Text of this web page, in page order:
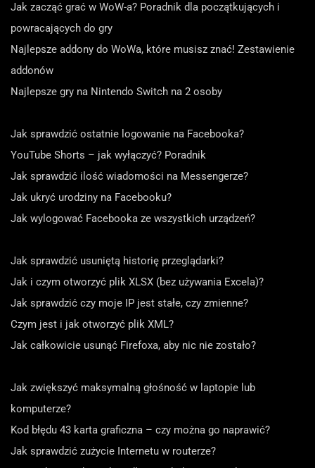
Jak zacząć grać w WoW-a? Poradnik dla początkujących i
powracających do gry
Najlepsze addony do WoWa, które musisz znać! Zestawienie
addonów
Najlepsze gry na Nintendo Switch na 2 osoby
Jak sprawdzić ostatnie logowanie na Facebooka?
YouTube Shorts – jak wyłączyć? Poradnik
Jak sprawdzić ilość wiadomości na Messengerze?
Jak ukryć urodziny na Facebooku?
Jak wylogować Facebooka ze wszystkich urządzeń?
Jak sprawdzić usuniętą historię przeglądarki?
Jak i czym otworzyć plik XLSX (bez używania Excela)?
Jak sprawdzić czy moje IP jest stałe, czy zmienne?
Czym jest i jak otworzyć plik XML?
Jak całkowicie usunąć Firefoxa, aby nic nie zostało?
Jak zwiększyć maksymalną głośność w laptopie lub
komputerze?
Kod błędu 43 karta graficzna – czy można go naprawić?
Jak sprawdzić zużycie Internetu w routerze?